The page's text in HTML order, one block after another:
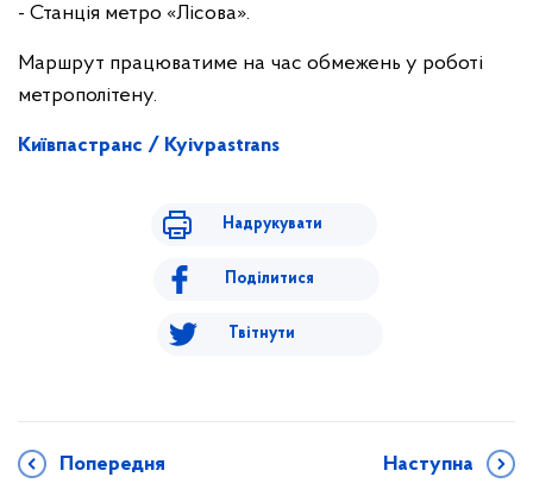
- Станція метро «Лісова».
Маршрут працюватиме на час обмежень у роботі
метрополітену.
Київпастранс / Kyivpastrans
Надрукувати
Поділитися
Твітнути
Попередня Наступна